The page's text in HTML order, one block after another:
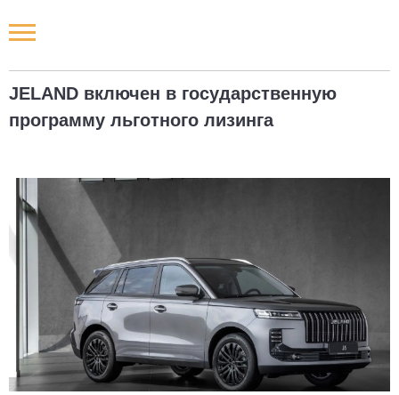
JELAND включен в государственную
программу льготного лизинга
Новости РФ
Наши мероприятия
Статьи